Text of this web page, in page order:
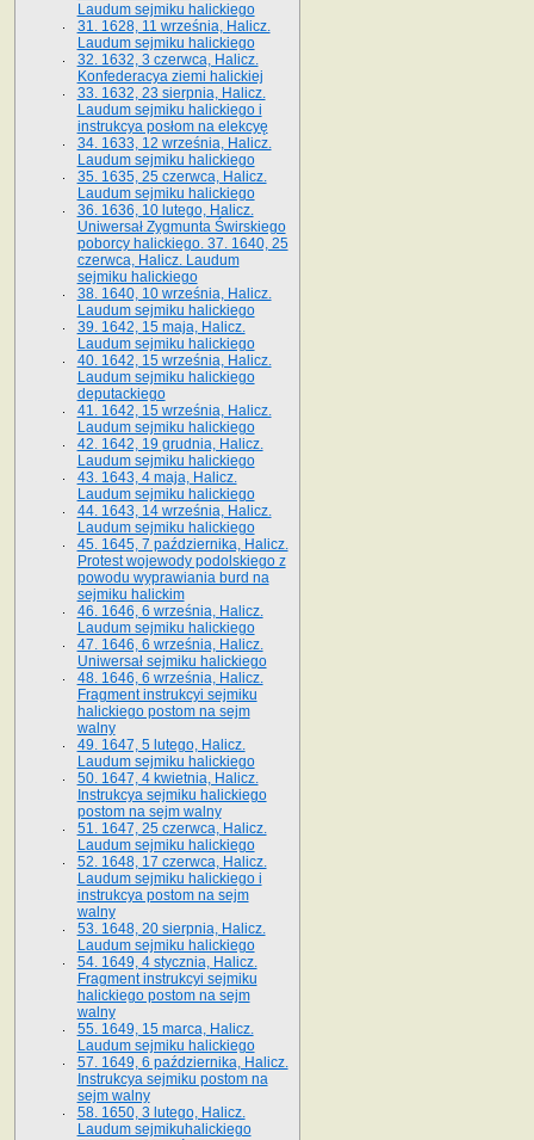
Laudum sejmiku halickiego
31. 1628, 11 września, Halicz.
Laudum sejmiku halickiego
32. 1632, 3 czerwca, Halicz.
Konfederacya ziemi halickiej
33. 1632, 23 sierpnia, Halicz.
Laudum sejmiku halickiego i
instrukcya posłom na elekcyę
34. 1633, 12 września, Halicz.
Laudum sejmiku halickiego
35. 1635, 25 czerwca, Halicz.
Laudum sejmiku halickiego
36. 1636, 10 lutego, Halicz.
Uniwersał Zygmunta Świrskiego
poborcy halickiego. 37. 1640, 25
czerwca, Halicz. Laudum
sejmiku halickiego
38. 1640, 10 września, Halicz.
Laudum sejmiku halickiego
39. 1642, 15 maja, Halicz.
Laudum sejmiku halickiego
40. 1642, 15 września, Halicz.
Laudum sejmiku halickiego
deputackiego
41. 1642, 15 września, Halicz.
Laudum sejmiku halickiego
42. 1642, 19 grudnia, Halicz.
Laudum sejmiku halickiego
43. 1643, 4 maja, Halicz.
Laudum sejmiku halickiego
44. 1643, 14 września, Halicz.
Laudum sejmiku halickiego
45. 1645, 7 października, Halicz.
Protest wojewody podolskiego z
powodu wyprawiania burd na
sejmiku halickim
46. 1646, 6 września, Halicz.
Laudum sejmiku halickiego
47. 1646, 6 września, Halicz.
Uniwersał sejmiku halickiego
48. 1646, 6 września, Halicz.
Fragment instrukcyi sejmiku
halickiego postom na sejm
walny
49. 1647, 5 lutego, Halicz.
Laudum sejmiku halickiego
50. 1647, 4 kwietnia, Halicz.
Instrukcya sejmiku halickiego
postom na sejm walny
51. 1647, 25 czerwca, Halicz.
Laudum sejmiku halickiego
52. 1648, 17 czerwca, Halicz.
Laudum sejmiku halickiego i
instrukcya postom na sejm
walny
53. 1648, 20 sierpnia, Halicz.
Laudum sejmiku halickiego
54. 1649, 4 stycznia, Halicz.
Fragment instrukcyi sejmiku
halickiego postom na sejm
walny
55. 1649, 15 marca, Halicz.
Laudum sejmiku halickiego
57. 1649, 6 października, Halicz.
Instrukcya sejmiku postom na
sejm walny
58. 1650, 3 lutego, Halicz.
Laudum sejmikuhalickiego